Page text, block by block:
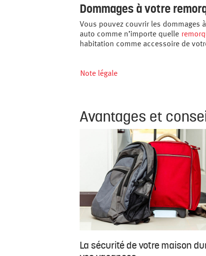
Dommages à votre
Vous pouvez couvrir les dommages
auto comme n’importe quelle
habitation comme accessoire de
Note légale
Avantages et
La sécurité de votre maison